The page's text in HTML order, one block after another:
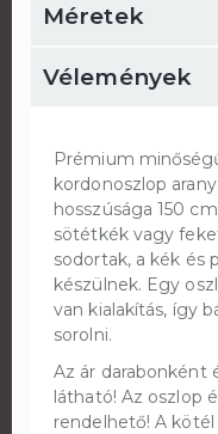
Méretek
Vélemények
Prémium
kordonoszlop
hosszúsága 150
sötétkék vagy
sodortak, a kék és
készülnek. Egy
van kialakítás, így
sorolni.
Az ár darabonként
látható! Az oszlop
rendelhető! A